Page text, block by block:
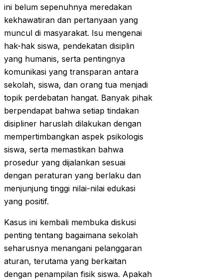
ini belum sepenuhnya meredakan
kekhawatiran dan pertanyaan yang
muncul di masyarakat. Isu mengenai
hak-hak siswa, pendekatan disiplin
yang humanis, serta pentingnya
komunikasi yang transparan antara
sekolah, siswa, dan orang tua menjadi
topik perdebatan hangat. Banyak pihak
berpendapat bahwa setiap tindakan
disipliner haruslah dilakukan dengan
mempertimbangkan aspek psikologis
siswa, serta memastikan bahwa
prosedur yang dijalankan sesuai
dengan peraturan yang berlaku dan
menjunjung tinggi nilai-nilai edukasi
yang positif.
Kasus ini kembali membuka diskusi
penting tentang bagaimana sekolah
seharusnya menangani pelanggaran
aturan, terutama yang berkaitan
dengan penampilan fisik siswa. Apakah